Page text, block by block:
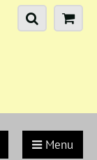
Menu